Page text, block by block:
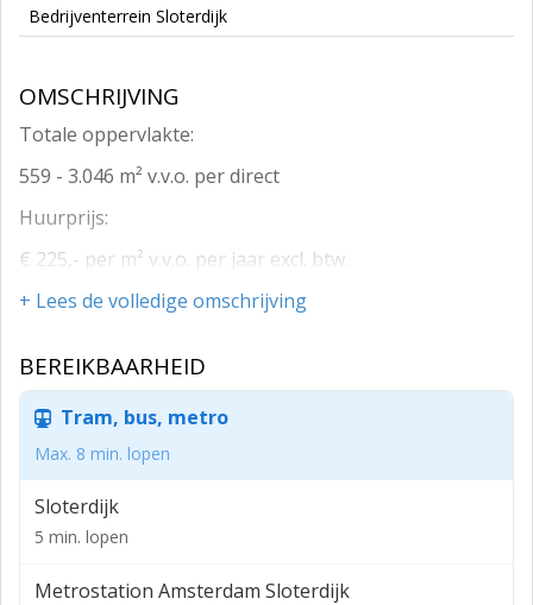
Bedrijventerrein Sloterdijk
OMSCHRIJVING
Totale oppervlakte:
559 - 3.046 m² v.v.o. per direct
Huurprijs:
€ 225,- per m² v.v.o. per jaar excl. btw.
Vijf eenheden beschikbaar:
565 m² v.v.o. 1e verdieping
652 m² v.v.o. 2e verdieping
652 m² v.v.o. 3e verdieping
601 m² v.v.o. 4e verdieping
+ Lees de volledige omschrijving
BEREIKBAARHEID
Tram, bus, metro
Max. 8 min. lopen
Sloterdijk
5 min. lopen
Metrostation Amsterdam Sloterdijk